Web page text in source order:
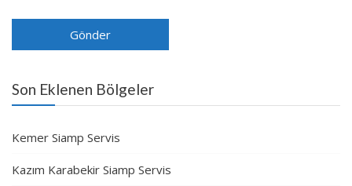
Son Eklenen Bölgeler
Kemer Siamp Servis
Kazım Karabekir Siamp Servis